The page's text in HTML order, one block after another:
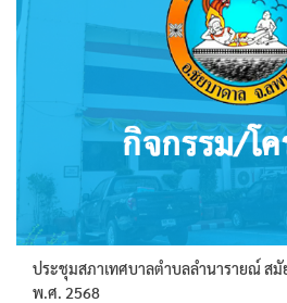
ประชุมสภาเทศบาลตำบลลำนารายณ์ ส
พ.ศ. 2568